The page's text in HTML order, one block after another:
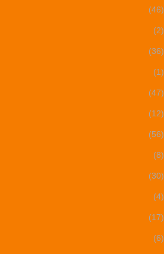
(46)
(2)
(36)
(1)
(47)
(12)
(56)
(8)
(30)
(4)
(17)
(6)